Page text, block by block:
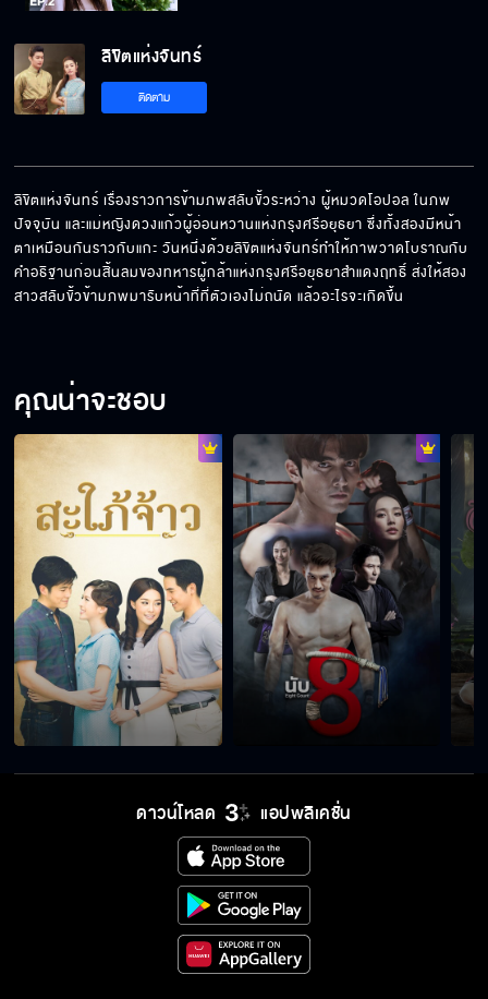
ลิขิตแห่งจันทร์
ติดตาม
ลิขิตแห่งจันทร์ เรื่องราวการข้ามภพสลับขั้วระหว่าง ผู้หมวดโอปอล ในภพ
ปัจจุบัน และแม่หญิงดวงแก้วผู้อ่อนหวานแห่งกรุงศรีอยุธยา ซึ่งทั้งสองมีหน้า
ตาเหมือนกันราวกับแกะ วันหนึ่งด้วยลิขิตแห่งจันทร์ทำให้ภาพวาดโบราณกับ
คำอธิฐานก่อนสิ้นลมของทหารผู้กล้าแห่งกรุงศรีอยุธยาสำแดงฤทธิ์ ส่งให้สอง
สาวสลับขั้วข้ามภพมารับหน้าที่ที่ตัวเองไม่ถนัด แล้วอะไรจะเกิดขึ้น
คุณน่าจะชอบ
ดาวน์โหลด แอปพลิเคชั่น